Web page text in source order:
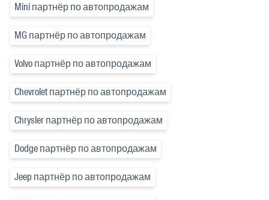
Mini партнёр по автопродажам
MG партнёр по автопродажам
Volvo партнёр по автопродажам
Chevrolet партнёр по автопродажам
Chrysler партнёр по автопродажам
Dodge партнёр по автопродажам
Jeep партнёр по автопродажам